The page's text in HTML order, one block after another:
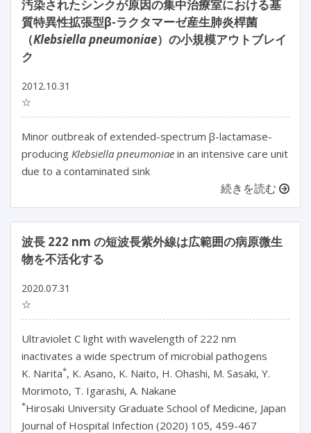
汚染されたシンクが原因の集中治療室における基
質特異性拡張型β-ラクタマーゼ産生肺炎桿菌
（Klebsiella pneumoniae）の小規模アウトブレイ
ク
2012.10.31
☆
Minor outbreak of extended-spectrum β-lactamase-
producing Klebsiella pneumoniae in an intensive care unit
due to a contaminated sink
続きを読む
波長 222 nm の短波長紫外線は広範囲の病原微生
物を不活化する
2020.07.31
☆
Ultraviolet C light with wavelength of 222 nm
inactivates a wide spectrum of microbial pathogens
K. Narita*, K. Asano, K. Naito, H. Ohashi, M. Sasaki, Y.
Morimoto, T. Igarashi, A. Nakane
*Hirosaki University Graduate School of Medicine, Japan
Journal of Hospital Infection (2020) 105, 459-467